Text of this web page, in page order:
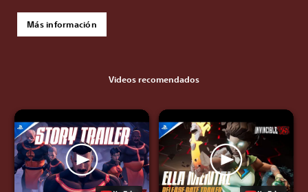
Más información
Videos recomendados